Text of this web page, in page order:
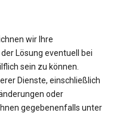
wir Ihre
Lösung eventuell bei
sein zu können.
Dienste, einschließlich
oder
gegebenenfalls unter